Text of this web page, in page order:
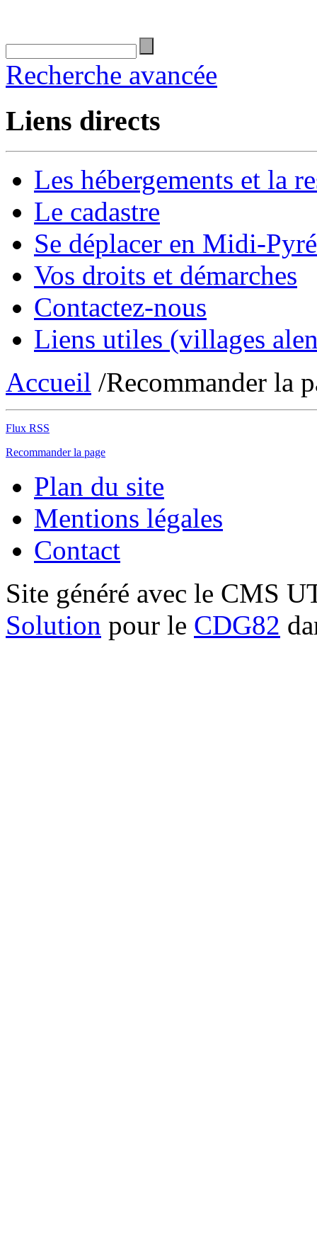
Recherche avancée
Liens directs
Les hébergements et la
Le cadastre
Se déplacer en Midi-
Vos droits et démarches
Contactez-nous
Liens utiles (villages
Accueil /Recommander la
Flux RSS
Recommander la page
Plan du site
Mentions légales
Contact
Site généré avec le CMS
Solution pour le CDG82